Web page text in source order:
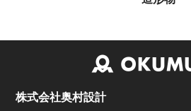
株式会社奥村設計